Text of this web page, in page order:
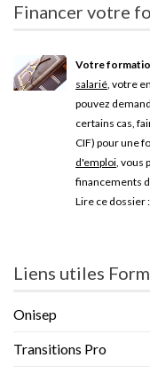
Financer votre
Votre
salarié, votre
pouvez
certains cas,
CIF) pour une
d'emploi, vous
financements
Lire ce dossier :
Liens utiles
Onisep
Transitions Pro